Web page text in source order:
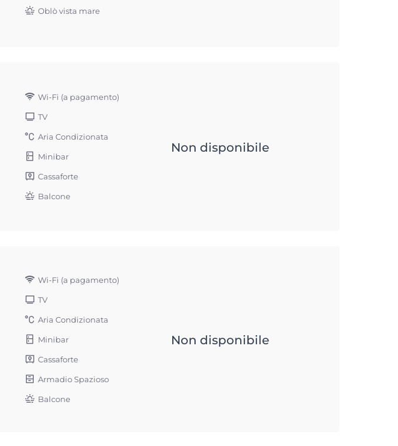
Oblò vista mare
Wi-Fi (a pagamento)
TV
Aria Condizionata
Minibar
Cassaforte
Balcone
Non disponibile
Wi-Fi (a pagamento)
TV
Aria Condizionata
Minibar
Cassaforte
Armadio Spazioso
Balcone
Non disponibile